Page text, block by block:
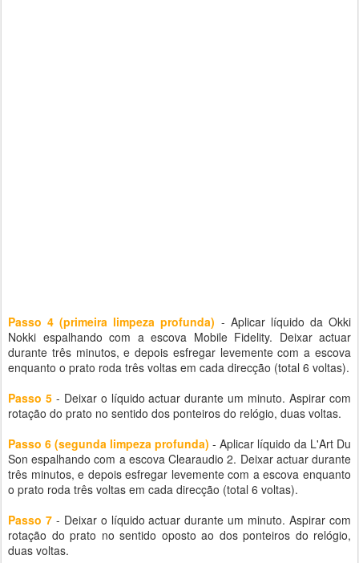
Passo 4 (primeira limpeza profunda) - Aplicar líquido da Okki
Nokki espalhando com a escova Mobile Fidelity. Deixar actuar
durante três minutos, e depois esfregar levemente com a escova
enquanto o prato roda três voltas em cada direcção (total 6 voltas).
Passo 5- Deixar o líquido actuar durante um minuto. Aspirar com
rotação do prato no sentido dos ponteiros do relógio, duas voltas.
Passo 6 (segunda limpeza profunda) - Aplicar líquido da L'Art Du
Son espalhando com a escova Clearaudio 2. Deixar actuar durante
três minutos, e depois esfregar levemente com a escova enquanto
o prato roda três voltas em cada direcção (total 6 voltas).
Passo 7- Deixar o líquido actuar durante um minuto. Aspirar com
rotação do prato no sentido oposto ao dos ponteiros do relógio,
duas voltas.